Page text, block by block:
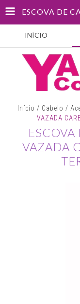
INÍCIO
Início / Cabelo /
VAZADA
ESCOVA
VAZADA